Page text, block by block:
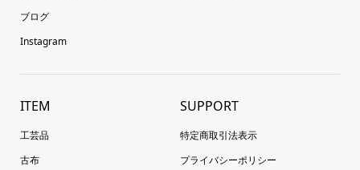
ブログ
Instagram
ITEM
工芸品
古布
SUPPORT
特定商取引法表示
プライバシーポリシー